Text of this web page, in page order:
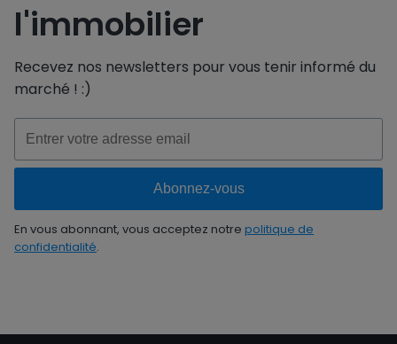
l'immobilier
Recevez nos newsletters pour vous tenir informé du
marché ! :)
En vous abonnant, vous acceptez notre politique de
confidentialité.